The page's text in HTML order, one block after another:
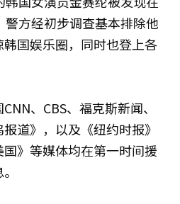
方经初步调查基本排除他
国娱乐圈，同时也登上各
、CBS、福克斯新闻、
道》，以及《纽约时报》
国》等媒体均在第一时间援